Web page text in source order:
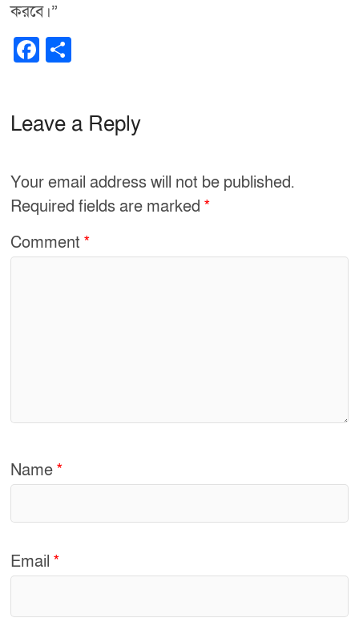
করবে।”
F
e
o
o
e
Leave a Reply
Your email address will not be published.
Required fields are marked*
Comment*
Name*
Email*